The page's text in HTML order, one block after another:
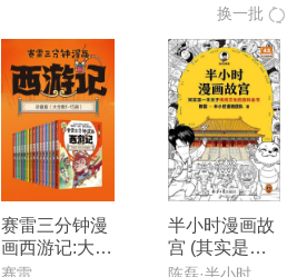
八卦五行 混子
哥新作) (读客
半小时漫画文
库)
换一批
赛雷三分钟漫
画西游记:大全
集15册
半小时漫画故
宫 (其实是一
本关于传统文